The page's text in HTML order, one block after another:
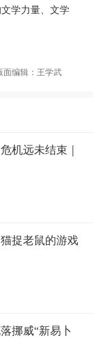
学力量、文学
面编辑：王学武
机远未结束｜
捉老鼠的游戏
挪威“新易卜